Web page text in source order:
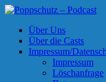
Skip
content
Poppschutz – Podcast
Podcasts zu Ihrem
Über Uns
Über die Casts
Impressum/
Impressum
Löschanfrage